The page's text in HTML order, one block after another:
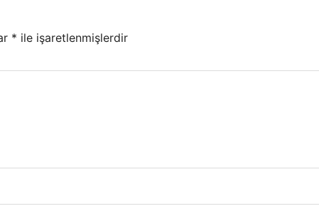
* ile işaretlenmişlerdir